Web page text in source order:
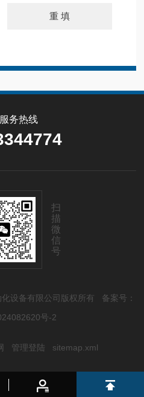
务热线
扫
描
微
信
号
设备有限公司版权所有 备案号：
号-2
管理登陆 sitemap.xml